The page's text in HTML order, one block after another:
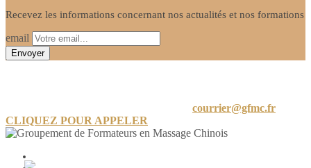
Recevez les informations concernant nos actualités et nos formations
email
courrier@gfmc.fr
CLIQUEZ POUR APPELER